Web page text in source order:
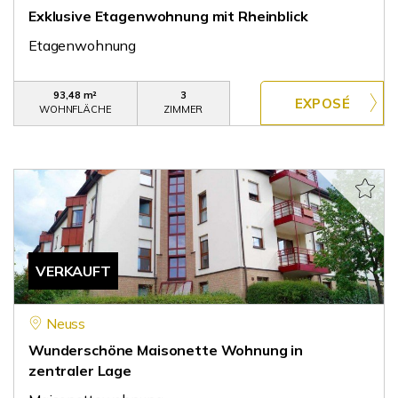
Exklusive Etagenwohnung mit Rheinblick
Etagenwohnung
93,48 m²
WOHNFLÄCHE
3
ZIMMER
VERKAUFT
Neuss
Wunderschöne Maisonette Wohnung in
zentraler Lage